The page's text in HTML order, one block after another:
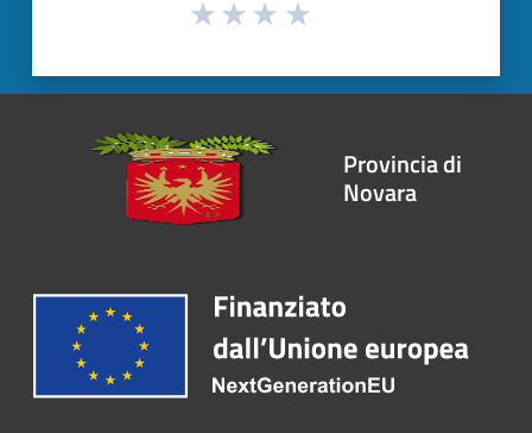
Provincia di
Novara